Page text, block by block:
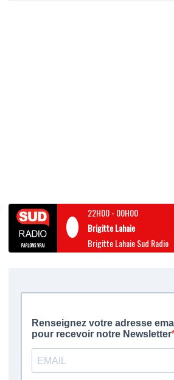
22H00- 00H00
Brigitte Lahaie
Brigitte Lahaie Sud Radio